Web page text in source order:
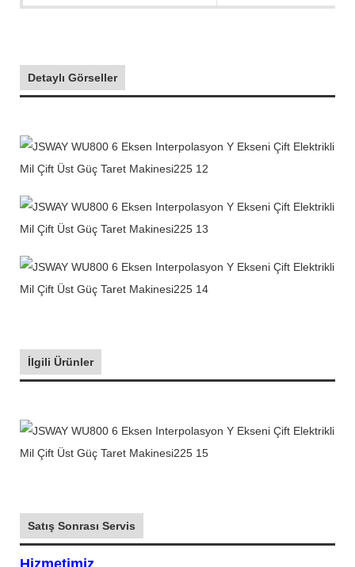
Detaylı Görseller
İlgili Ürünler
Satış Sonrası Servis
Hizmetimiz